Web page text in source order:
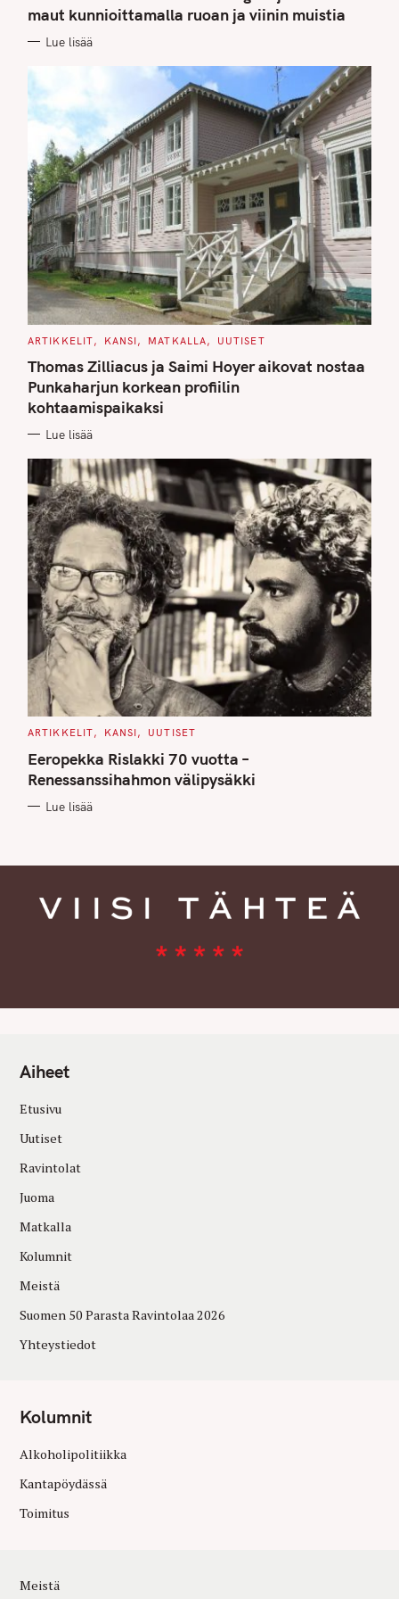
G
O
I
maut kunnioittamalla ruoan ja viinin muistia
Lue lisää
C
T
E
G
O
R
I
S
ARTIKKELIT KANSI MATKALLA UUTISET
Thomas Zilliacus ja Saimi Hoyer aikovat nostaa
Punkaharjun korkean profiilin
kohtaamispaikaksi
Lue lisää
C
T
E
G
O
I
ARTIKKELIT KANSI UUTISET
Eeropekka Rislakki 70 vuotta –
Renessanssihahmon välipysäkki
Lue lisää
Aiheet
Etusivu
Uutiset
Ravintolat
Juoma
Matkalla
Kolumnit
Meistä
Suomen 50 Parasta Ravintolaa 2026
Yhteystiedot
Kolumnit
Alkoholipolitiikka
Kantapöydässä
Toimitus
Meistä